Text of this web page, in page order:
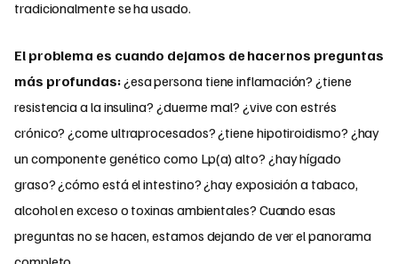
tradicionalmente se ha usado.
El problema es cuando dejamos de hacernos preguntas
más profundas:¿esa persona tiene inflamación? ¿tiene
resistencia a la insulina? ¿duerme mal? ¿vive con estrés
crónico? ¿come ultraprocesados? ¿tiene hipotiroidismo? ¿hay
un componente genético como Lp(a) alto? ¿hay hígado
graso? ¿cómo está el intestino? ¿hay exposición a tabaco,
alcohol en exceso o toxinas ambientales? Cuando esas
preguntas no se hacen, estamos dejando de ver el panorama